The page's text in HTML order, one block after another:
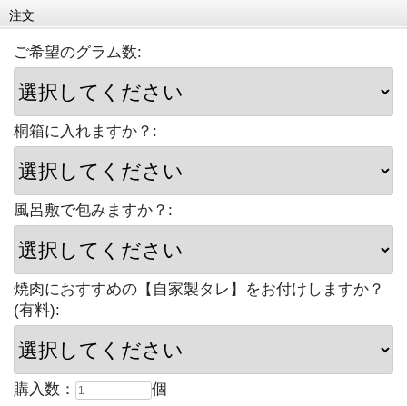
注文
ご希望のグラム数:
桐箱に入れますか？:
風呂敷で包みますか？:
焼肉におすすめの【自家製タレ】をお付けしますか？
(有料):
購入数： 個